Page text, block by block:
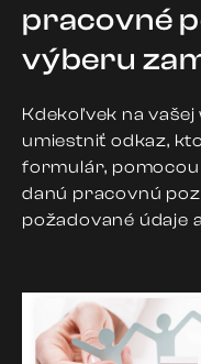
pracovné
výberu
Kdekoľvek na
umiestniť odkaz,
formulár,
danú pracovnú
požadované údaje